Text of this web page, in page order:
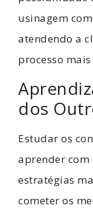
usinagem com
atendendo a
processo
dos
Estudar os
aprender com
estratégias
cometer os